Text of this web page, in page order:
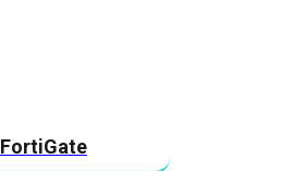
FortiGate